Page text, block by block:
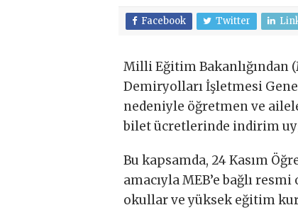
Facebook Twitter
Milli Eğitim Bakanlığından
Demiryolları İşletmesi
nedeniyle öğretmen ve
bilet ücretlerinde indirim
Bu kapsamda, 24 Kasım
amacıyla MEB’e bağlı
okullar ve yüksek eğitim